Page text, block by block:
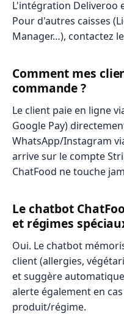
L'intégration Deliveroo
Pour d'autres caisses
Manager…), contactez
Comment mes
commande ?
Le client paie en ligne
Google Pay)
WhatsApp/Instagram
arrive sur le compte
ChatFood ne touche
Le chatbot
et régimes
Oui. Le chatbot
client (allergies,
et suggère
alerte également en
produit/régime.